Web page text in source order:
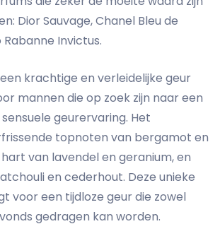
Dior Sauvage, Chanel Bleu de
Invictus.
krachtige en verleidelijke geur
mannen die op zoek zijn naar een
geurervaring. Het
topnoten van bergamot en
van lavendel en geranium, en
en cederhout. Deze unieke
voor een tijdloze geur die zowel
gedragen kan worden.